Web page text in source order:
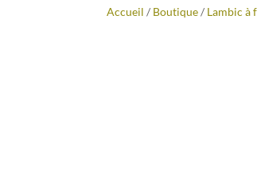
Accueil / Boutique/ Lambic à